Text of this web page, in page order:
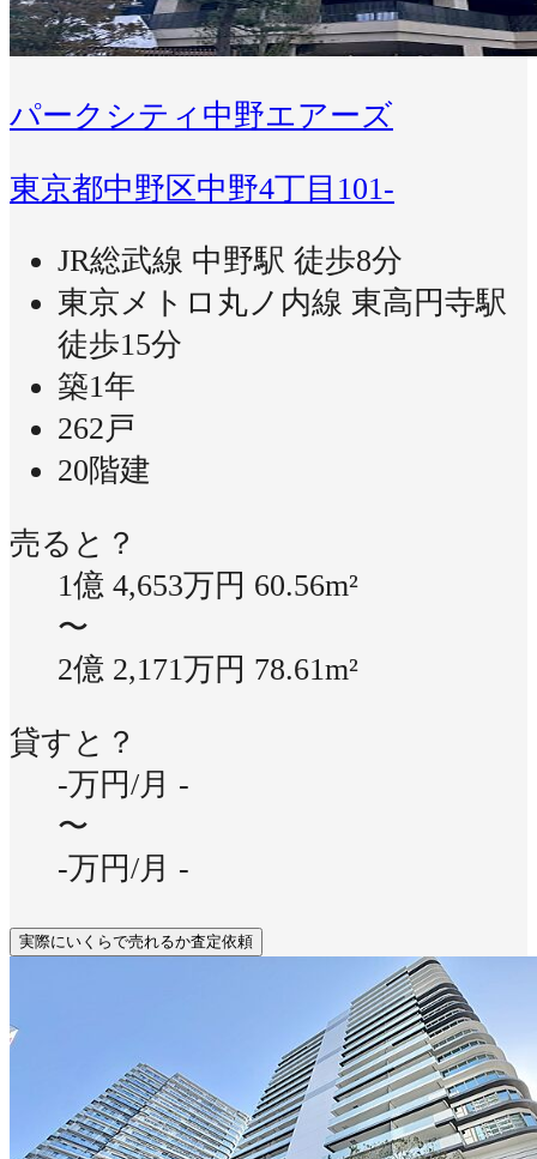
パークシティ中野エアーズ
東京都中野区中野4丁目101-
JR総武線 中野駅 徒歩8分
東京メトロ丸ノ内線 東高円寺駅
徒歩15分
築1年
262戸
20階建
売ると？
1億 4,653万円 60.56m²
〜
2億 2,171万円 78.61m²
貸すと？
-万円/月 -
〜
-万円/月 -
実際にいくらで売れるか査定依頼